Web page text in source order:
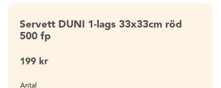
Servett DUNI 1-lags 33x33cm röd
500 fp
199 kr
Antal